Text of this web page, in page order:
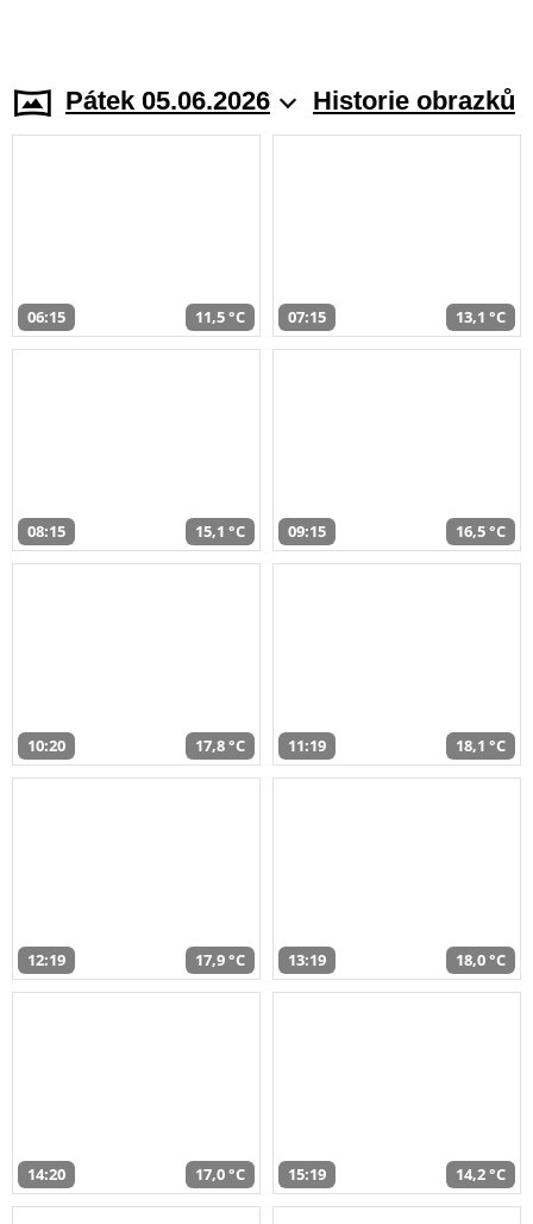
Pátek 05.06.2026 Historie obrazků
06:15 11,5 °C 07:15 13,1 °C
08:15 15,1 °C 09:15 16,5 °C
10:20 17,8 °C 11:19 18,1 °C
12:19 17,9 °C 13:19 18,0 °C
14:20 17,0 °C 15:19 14,2 °C